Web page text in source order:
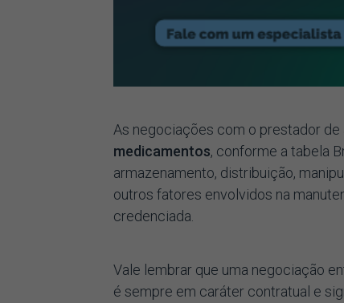
As negociações com o prestador
medicamentos, conforme a tabela
armazenamento, distribuição,
outros fatores envolvidos na
credenciada.
Vale lembrar que uma negociação
é sempre em caráter contratual e